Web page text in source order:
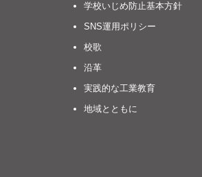
学校いじめ防止基本方針
SNS運用ポリシー
校歌
沿革
実践的な工業教育
地域とともに